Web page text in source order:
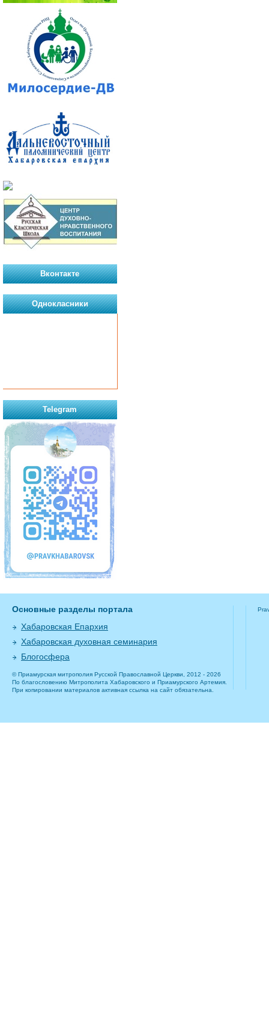
Вконтакте
Однокласники
Telegram
Основные разделы портала
Хабаровская Епархия
Хабаровская духовная семинария
Блогосфера
© Приамурская митрополия Русской Православной Церкви, 2012 - 2026
По благословению Митрополита Хабаровского и Приамурского Артемия.
При копировании материалов активная ссылка на сайт обязательна.